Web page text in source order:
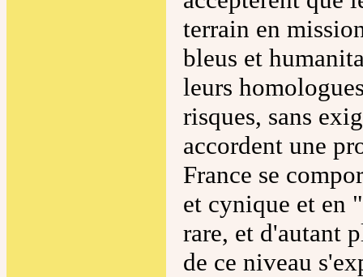
terrain en
bleus et
leurs
risques, sans
accordent une
France se
et cynique et en
rare, et d'autant
de ce niveau